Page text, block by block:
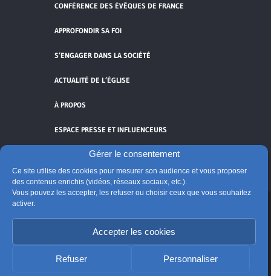
Gérer le consentement
Ce site utilise des cookies pour mesurer son audience et vous proposer
des contenus enrichis (vidéos, réseaux sociaux, etc.).
Vous pouvez les accepter, les refuser ou choisir ceux que vous souhaitez
activer.
Accepter les cookies
Refuser Personnaliser
CONFÉRENCE DES ÉVÊQUES DE FRANCE
APPROFONDIR SA FOI
S’ENGAGER DANS LA SOCIÉTÉ
ACTUALITÉ DE L’ÉGLISE
À PROPOS
ESPACE PRESSE ET INFLUENCEURS
Cliquez pour accepter les cookies de
vidéos et réseaux sociaux et activer ce
contenu.
Édité par la Conférence des évêques de France